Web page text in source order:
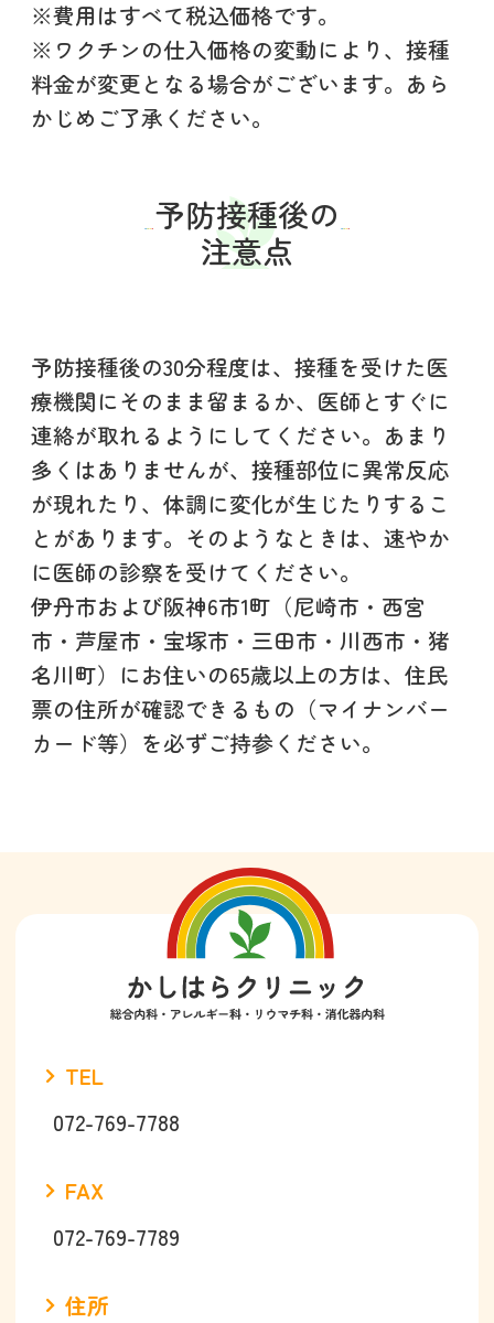
※費用はすべて税込価格です。
※ワクチンの仕入価格の変動により、接種
料金が変更となる場合がございます。あら
かじめご了承ください。
予防接種後の
注意点
予防接種後の30分程度は、接種を受けた医
療機関にそのまま留まるか、医師とすぐに
連絡が取れるようにしてください。あまり
多くはありませんが、接種部位に異常反応
が現れたり、体調に変化が生じたりするこ
とがあります。そのようなときは、速やか
に医師の診察を受けてください。
伊丹市および阪神6市1町（尼崎市・西宮
市・芦屋市・宝塚市・三田市・川西市・猪
名川町）にお住いの65歳以上の方は、住民
票の住所が確認できるもの（マイナンバー
カード等）を必ずご持参ください。
TEL
072-769-7788
FAX
072-769-7789
住所